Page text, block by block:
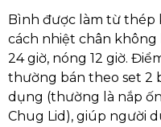
Bình được làm từ thép
cách nhiệt chân
24 giờ, nóng 12 giờ.
thường bán theo set 2
dụng (thường là nắp
Chug Lid), giúp người